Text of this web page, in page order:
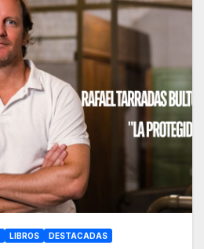
LIBROS DESTACADAS